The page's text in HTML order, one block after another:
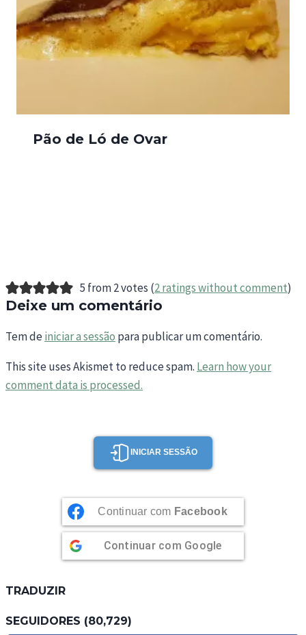
Pão de Ló de Ovar
5 from 2 votes (2 ratings without comment)
Deixe um comentário
Tem deiniciar a sessão para publicar um comentário.
This site uses Akismet to reduce spam. Learn how your
comment data is processed.
INICIAR SESSÃO
Continuar com Facebook
Continuar com Google
TRADUZIR
SEGUIDORES (80,729)